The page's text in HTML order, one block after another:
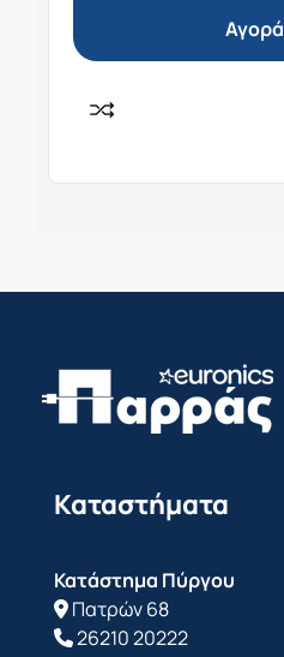
Αγορά
Καταστήματα
Κατάστημα Πύργου
Πατρών 68
26210 20222